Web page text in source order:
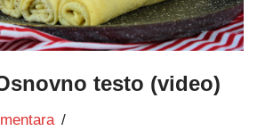
testo (video)